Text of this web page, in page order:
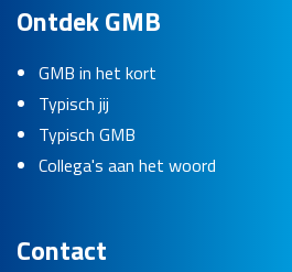
Ontdek GMB
GMB in het kort
Typisch jij
Typisch GMB
Collega's aan het woord
Contact